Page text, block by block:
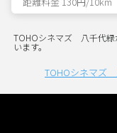
TOHOシネマズ 八千代緑
います。
TOHOシネマズ